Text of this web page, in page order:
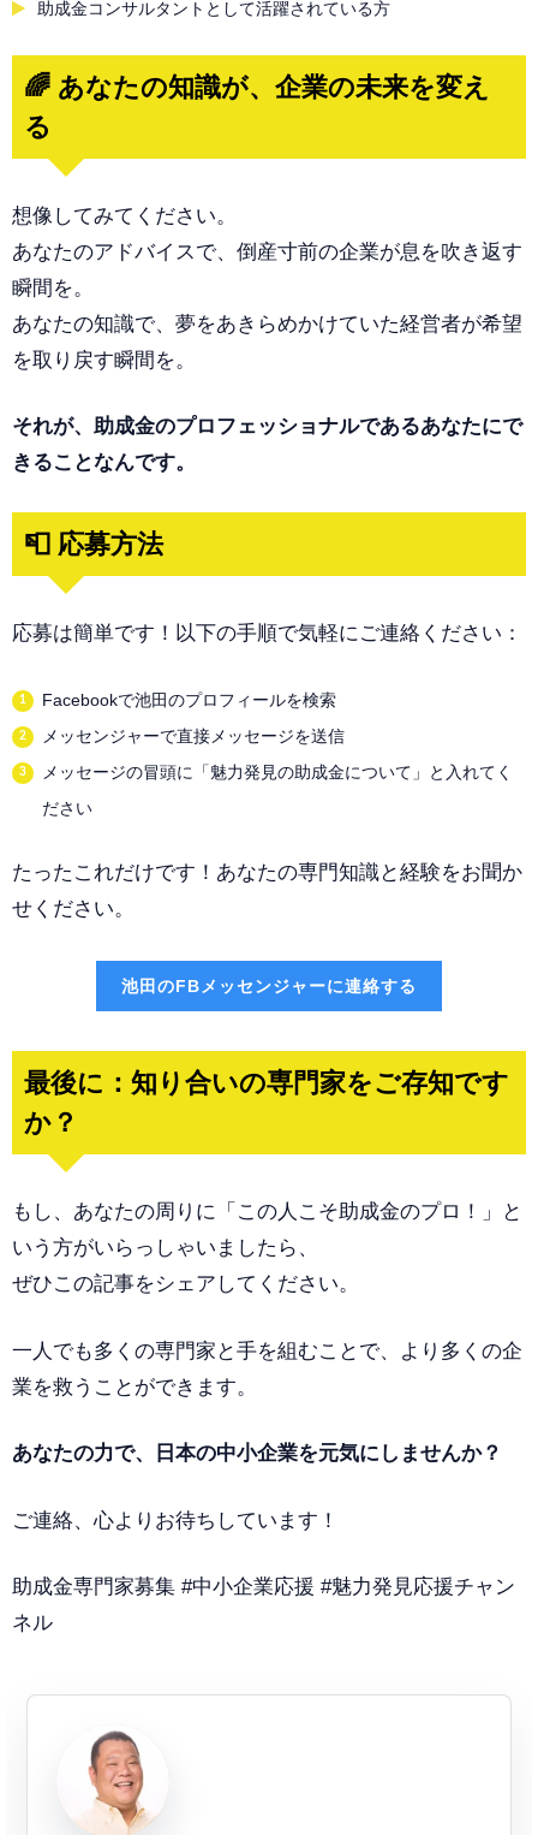
助成金コンサルタントとして活躍されている方
🌈 あなたの知識が、企業の未来を変え
る
想像してみてください。
あなたのアドバイスで、倒産寸前の企業が息を吹き返す
瞬間を。
あなたの知識で、夢をあきらめかけていた経営者が希望
を取り戻す瞬間を。
それが、助成金のプロフェッショナルであるあなたにで
きることなんです。
📮 応募方法
応募は簡単です！以下の手順で気軽にご連絡ください：
Facebookで池田のプロフィールを検索
メッセンジャーで直接メッセージを送信
メッセージの冒頭に「魅力発見の助成金について」と入れてく
ださい
たったこれだけです！あなたの専門知識と経験をお聞か
せください。
池田のFBメッセンジャーに連絡する
最後に：知り合いの専門家をご存知です
か？
もし、あなたの周りに「この人こそ助成金のプロ！」と
いう方がいらっしゃいましたら、
ぜひこの記事をシェアしてください。
一人でも多くの専門家と手を組むことで、より多くの企
業を救うことができます。
あなたの力で、日本の中小企業を元気にしませんか？
ご連絡、心よりお待ちしています！
助成金専門家募集 #中小企業応援 #魅力発見応援チャン
ネル